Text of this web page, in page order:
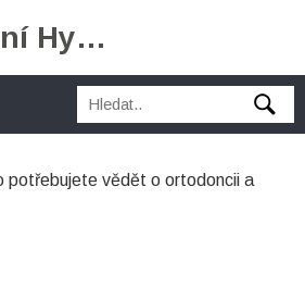
Péče o Zubní Hygienu
potřebujete vědět o ortodoncii a